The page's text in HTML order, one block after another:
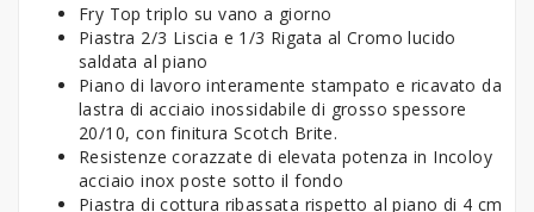
Fry Top triplo su vano a giorno
Piastra 2/3 Liscia e 1/3 Rigata al Cromo lucido
saldata al piano
Piano di lavoro interamente stampato e ricavato da
lastra di acciaio inossidabile di grosso spessore
20/10, con finitura Scotch Brite.
Resistenze corazzate di elevata potenza in Incoloy
acciaio inox poste sotto il fondo
Piastra di cottura ribassata rispetto al piano di 4 cm